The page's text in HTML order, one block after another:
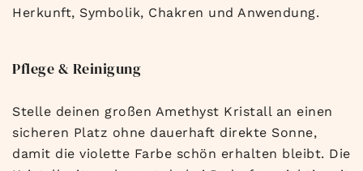
Herkunft, Symbolik, Chakren und Anwendung.
Pflege & Reinigung
Stelle deinen großen Amethyst Kristall an einen
sicheren Platz ohne dauerhaft direkte Sonne,
damit die violette Farbe schön erhalten bleibt. Die